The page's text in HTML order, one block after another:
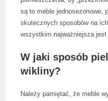
są to meble jednosezonowe,
skutecznych sposobów na
wszystkim najważniejsza
W jaki sposób
wikliny?
Należy pamiętać, że meble